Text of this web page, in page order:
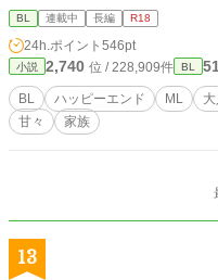
てきて…… シングルファーザー同士
ない予定ですが……ってめちゃくち
ただけると嬉しいです♡ R18には※つけます。 ※タイトル
した。
BL 連載中 長編 R18
24h.ポイント 546pt
小説 2,740 位 / 228,909件 BL
BL ハッピーエンド ML
甘々
家族
13